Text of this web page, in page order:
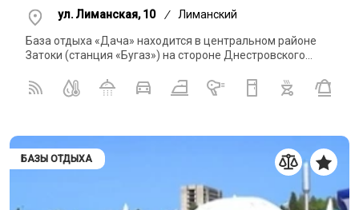
ул. Лиманская, 10 / Лиманский
База отдыха «Дача» находится в центральном районе
Затоки (станция «Бугаз») на стороне Днестровского...
БАЗЫ ОТДЫХА